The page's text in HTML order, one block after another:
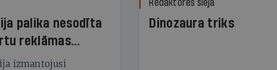
palika nesodīta
reklāmas
izmantojusi
Redaktores sleja
Dinozaura triks